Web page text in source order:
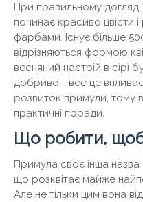
При правильному
починає красиво цвісти
фарбами. Існує більше
відрізняються формою
весняний настрій в сірі
добриво - все це
розвиток примули, тому в
практичні поради.
Що робити, щоб
Примула своє інша назва
що розквітає майже
Але не тільки цим вона